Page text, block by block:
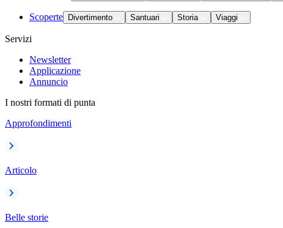
Scoperte Divertimento Santuari Storia Viaggi
Servizi
Newsletter
Applicazione
Annuncio
I nostri formati di punta
Approfondimenti
Articolo
Belle storie